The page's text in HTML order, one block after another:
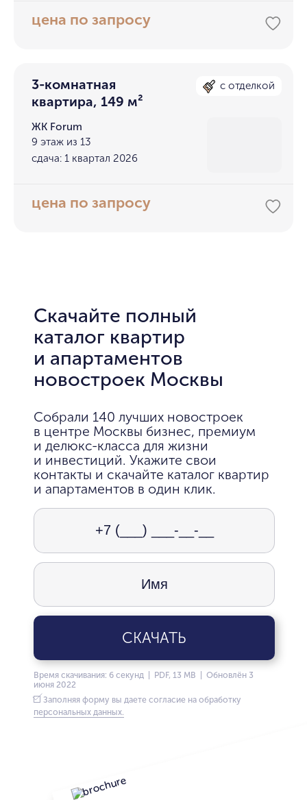
цена по запросу
3-комнатная
квартира, 149 м²
с отделкой
ЖК Forum
9 этаж из 13
сдача: 1 квартал 2026
цена по запросу
Скачайте полный
каталог квартир
и апартаментов
новостроек Москвы
Собрали 140 лучших новостроек
в центре Москвы бизнес, премиум
и делюкс-класса для жизни
и инвестиций. Укажите свои
контакты и скачайте каталог квартир
и апартаментов в один клик.
СКАЧАТЬ
Время скачивания: 6 секунд | PDF, 13 MB | Обновлён 3
июня 2022
Заполняя форму вы даете согласие на обработку
персональных данных.